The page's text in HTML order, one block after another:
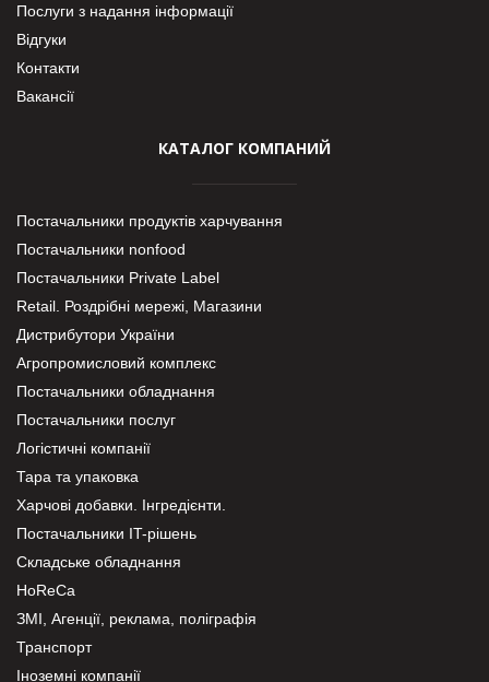
Послуги з надання інформації
Відгуки
Контакти
Вакансії
КАТАЛОГ КОМПАНИЙ
Постачальники продуктів харчування
Постачальники nonfood
Постачальники Private Label
Retail. Роздрібні мережі, Магазини
Дистрибутори України
Агропромисловий комплекс
Постачальники обладнання
Постачальники послуг
Логістичні компанії
Тара та упаковка
Харчові добавки. Інгредієнти.
Постачальники IT-рішень
Складське обладнання
HoReCa
ЗМІ, Агенції, реклама, поліграфія
Транспорт
Іноземні компанії